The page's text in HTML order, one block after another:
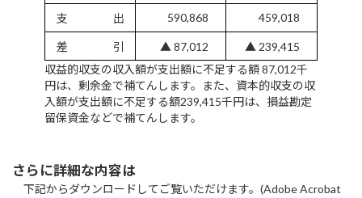
支 出 590,868 459,018
差 引 ▲ 87,012
▲ 239,415
収益的収支の収入額が支出額に不足する額 87,012千
円は、剰余金で補てんします。また、資本的収支の収
入額が支出額に不足する額239,415千円は、損益勘定
留保資金などで補てんします。
さらに詳細な内容は
下記からダウンロードしてご覧いただけます。(Adobe Acrobat